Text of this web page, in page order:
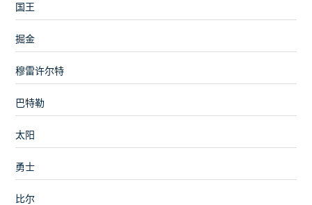
国王
掘金
穆雷许尔特
巴特勒
太阳
勇士
比尔